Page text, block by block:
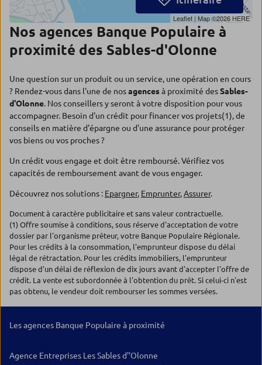
Leaflet | Map ©2026 HERE
Nos agences Banque Populaire à
proximité des Sables-d'Olonne
Une question sur un produit ou un service, une opération en cours
? Rendez-vous dans l'une de nosagencesà proximité desSables-
d'Olonne. Nos conseillers y seront à votre disposition pour vous
accompagner. Besoin d'un crédit pour financer vos projets(1), de
conseils en matière d'épargne ou d'une assurance pour protéger
vos biens ou vos proches ?
Un crédit vous engage et doit être remboursé. Vérifiez vos
capacités de remboursement avant de vous engager.
Découvrez nos solutions : Epargner, Emprunter,Assurer.
Document à caractère publicitaire et sans valeur contractuelle.
(1) Offre soumise à conditions, sous réserve d'acceptation de votre
dossier par l'organisme prêteur, votre Banque Populaire Régionale.
Pour les crédits à la consommation, l'emprunteur dispose du délai
légal de rétractation. Pour les crédits immobiliers, l'emprunteur
dispose d'un délai de réflexion de dix jours avant d'accepter l'offre de
crédit. La vente est subordonnée à l'obtention du prêt. Si celui-ci n'est
pas obtenu, le vendeur doit rembourser les sommes versées.
Les agences Banque Populaire à proximité
Agence Entreprises Les Sables d''Olonne